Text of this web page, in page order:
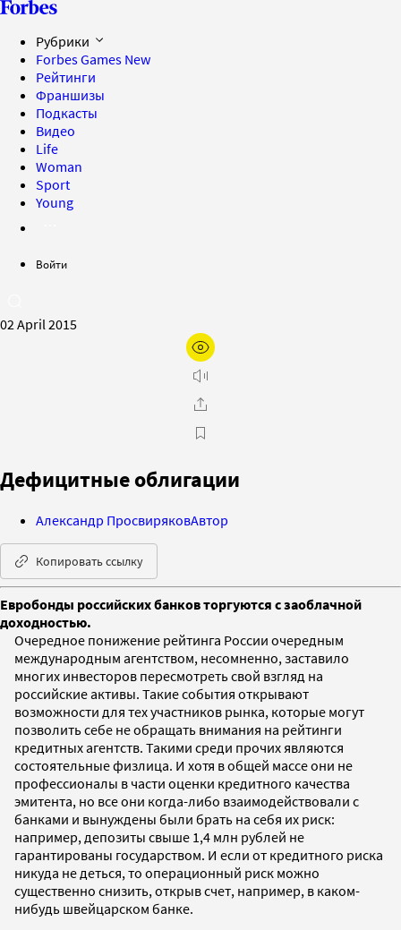
Рубрики
Forbes Games New
Рейтинги
Франшизы
Подкасты
Видео
Life
Woman
Sport
Young
Войти
02 April 2015
Дефицитные облигации
Александр ПросвиряковАвтор
Копировать ссылку
Евробонды российских банков торгуются с заоблачной
доходностью.
Очередное понижение рейтинга России очередным
международным агентством, несомненно, заставило
многих инвесторов пересмотреть свой взгляд на
российские активы. Такие события открывают
возможности для тех участников рынка, которые могут
позволить себе не обращать внимания на рейтинги
кредитных агентств. Такими среди прочих являются
состоятельные физлица. И хотя в общей массе они не
профессионалы в части оценки кредитного качества
эмитента, но все они когда-либо взаимодействовали с
банками и вынуждены были брать на себя их риск:
например, депозиты свыше 1,4 млн рублей не
гарантированы государством. И если от кредитного риска
никуда не деться, то операционный риск можно
существенно снизить, открыв счет, например, в каком-
нибудь швейцарском банке.